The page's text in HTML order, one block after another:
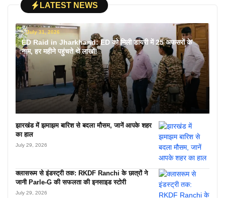
LATEST NEWS
July 31, 2026
ED Raid in Jharkhand: ED को मिली डायरी में 25 अफसरों के
नाम, हर महीने पहुंचते थे लाखों!
झारखंड में झमाझम बारिश से बदला मौसम, जानें आपके शहर
का हाल
July 29, 2026
क्लासरूम से इंडस्ट्री तक: RKDF Ranchi के छात्रों ने
जानी Parle-G की सफलता की इनसाइड स्टोरी
July 29, 2026